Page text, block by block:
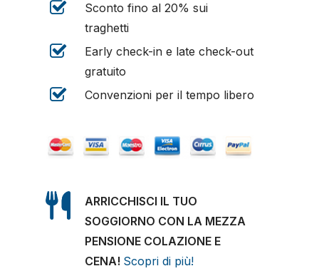
Sconto fino al 20% sui
traghetti
Early check-in e late check-out
gratuito
Convenzioni per il tempo libero
ARRICCHISCI IL TUO
SOGGIORNO CON LA MEZZA
PENSIONE COLAZIONE E
CENA! Scopri di più!